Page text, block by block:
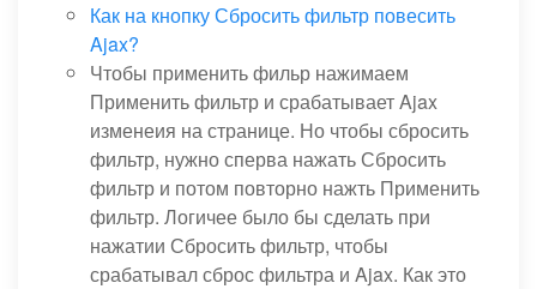
Как на кнопку Сбросить фильтр повесить
Ajax?
Чтобы применить фильр нажимаем
Применить фильтр и срабатывает Ajax
изменеия на странице. Но чтобы сбросить
фильтр, нужно сперва нажать Сбросить
фильтр и потом повторно нажть Применить
фильтр. Логичее было бы сделать при
нажатии Сбросить фильтр, чтобы
срабатывал сброс фильтра и Ajax. Как это